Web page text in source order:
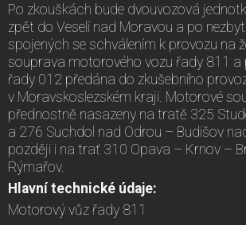
Po zkouškách bude dvouvozová
zpět do Veselí nad Moravou a po
spojených se schválením k provozu na
souprava motorového vozu řady 811 a
řady 012 předána do zkušebního
v Moravskoslezském kraji. Motorové
přednostně nasazeny na tratě 325
a 276 Suchdol nad Odrou – Budišov
později i na trať 310 Opava – Krnov –
Rýmařov.
Hlavní technické údaje:
Motorový vůz řady 811